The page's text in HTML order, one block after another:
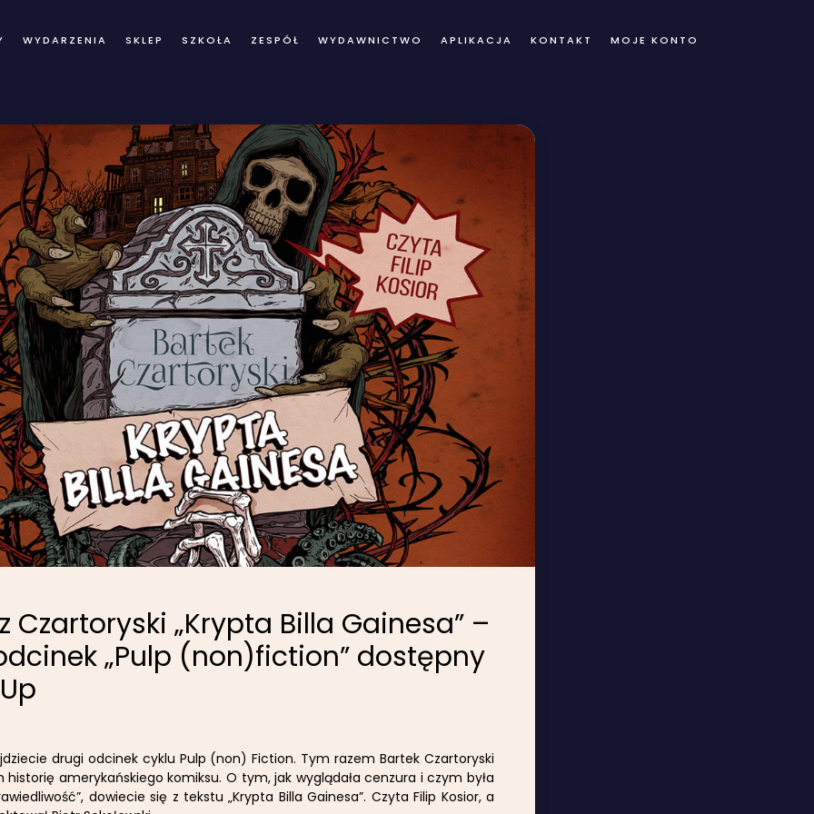
WYDARZENIA SKLEP SZKOŁA ZESPÓŁ WYDAWNICTWO APLIKACJA KONTAKT MOJE KONTO
Czartoryski „Krypta Billa Gainesa” –
„Pulp (non)fiction” dostępny
drugi odcinek cyklu Pulp (non) Fiction. Tym razem Bartek Czartoryski
historię amerykańskiego komiksu. O tym, jak wyglądała cenzura i czym była
dowiecie się z tekstu „Krypta Billa Gainesa”. Czyta Filip Kosior, a